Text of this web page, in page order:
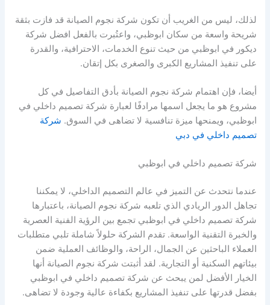
لذلك، ليس من الغريب أن تكون شركة نجوم الصيانة قد فازت بثقة
شريحة واسعة من سكان ابوظبي، واعتُبرت بالفعل افضل شركة
ديكور في ابوظبي من حيث تنوع الخدمات، الاحترافية، والقدرة
على تنفيذ المشاريع الكبرى والصغرى بكل إتقان.
أيضا، فإن اهتمام شركة نجوم الصيانة بأدق التفاصيل في كل
مشروع هو ما يجعل اسمها مرادفًا لعبارة شركة تصميم داخلي في
ابوظبي، ويمنحها ميزة تنافسية لا تضاهى في السوق. شركة
تصميم داخلي في دبي
شركة تصميم داخلي في ابوظبي
عندما نتحدث عن التميز في عالم التصميم الداخلي، لا يمكننا
تجاهل الدور الريادي الذي تلعبه شركة نجوم الصيانة، باعتبارها
شركة تصميم داخلي في ابوظبي تجمع بين الرؤية الفنية العصرية
والخبرة التقنية الواسعة. تقدم الشركة حلولاً شاملة تلبي متطلبات
العملاء الباحثين عن الجمال، الراحة، والوظائف العملية ضمن
بيئاتهم السكنية أو التجارية. لقد أثبتت شركة نجوم الصيانة أنها
الخيار الأفضل لمن يبحث عن شركة تصميم داخلي في ابوظبي
بفضل قدرتها على تنفيذ المشاريع بكفاءة عالية وجودة لا تضاهى.